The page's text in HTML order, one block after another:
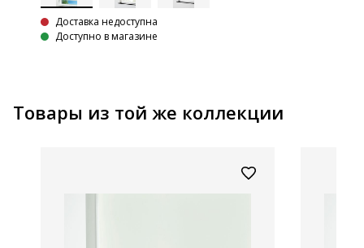
Доставка недоступна
Доступно в магазине
Товары из той же коллекции